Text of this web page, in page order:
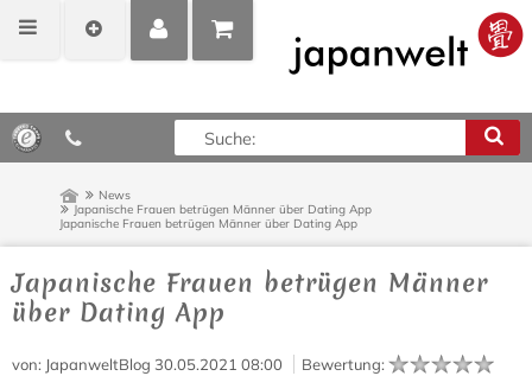
MEIN
POSITIONEN
ANZEIGEN
0,00 €*
News
Japanische Frauen betrügen Männer über Dating App
Japanische Frauen betrügen Männer über Dating App
Japanische Frauen betrügen Männer
über Dating App
von: JapanweltBlog 30.05.2021 08:00 Bewertung: